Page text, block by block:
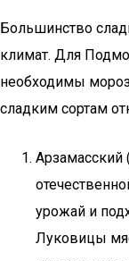
Большинство
климат. Для
необходимы
сладким сортам
Арзамасский
урожай и
Луковицы